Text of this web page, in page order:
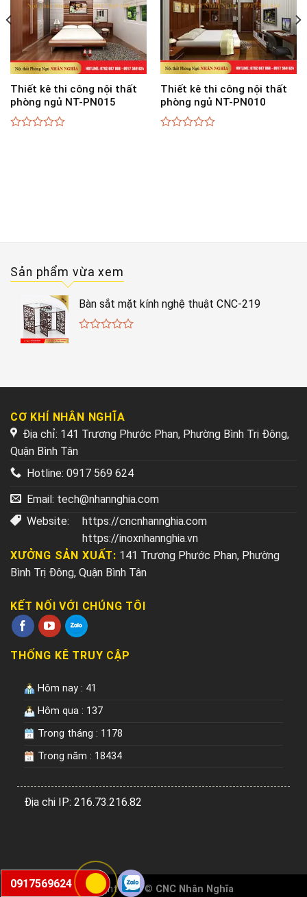
0917569624
Thiết kê thi công nội thất
phòng ngủ NT-PN015
Thiết kê thi công nội thất
phòng ngủ NT-PN010
Sản phẩm vừa xem
Bàn sắt mặt kính nghệ thuật CNC-219
CƠ KHÍ NHÂN NGHĨA
Địa chỉ: 141 Trương Phước Phan, Phường Bình Trị Đông,
Quận Bình Tân
Hotline: 0917 569 624
Email: tech@nhannghia.com
Website:
https://cncnhannghia.com
https://inoxnhannghia.vn
XƯỞNG SẢN XUẤT: 141 Trương Phước Phan, Phường
Bình Trị Đông, Quận Bình Tân
KẾT NỐI VỚI CHÚNG TÔI
THỐNG KÊ TRUY CẬP
Hôm nay : 41
Hôm qua : 137
Trong tháng : 1178
Trong năm : 18434
Địa chi IP: 216.73.216.82
Copyright 2026 © CNC Nhân Nghĩa